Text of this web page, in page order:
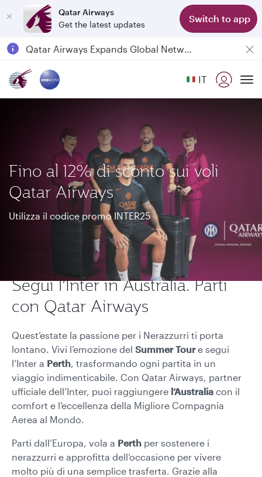
Qatar Airways
Get the latest updates
Switch to app
Passengers flying between Doha and Auckland on QR914 and QR915
18 June 2026: Updates on Travelling with Power Banks
Qatar Airways Expands Global Network to over 160 Destinations
IT
Fino al 12% di sconto sui voli
Qatar Airways
Utilizza il codice promo INTER25
Segui l’Inter in Australia. Parti
con Qatar Airways
Quest’estate la passione per i Nerazzurri ti porta
lontano. Vivi l’emozione del Summer Toure segui
l’Inter a Perth, trasformando ogni partita in un
viaggio indimenticabile. Con Qatar Airways, partner
ufficiale dell’Inter, puoi raggiungere l’Australia con il
comfort e l’eccellenza della Migliore Compagnia
Aerea al Mondo.
Parti dall’Europa, vola a Perth per sostenere i
nerazzurri e approfitta dell’occasione per vivere
molto più di una semplice trasferta. Grazie alla